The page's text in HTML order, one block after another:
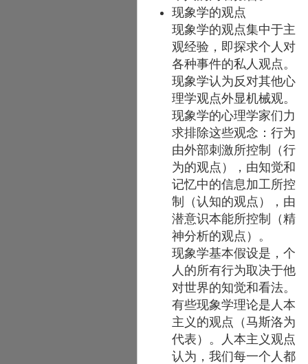
现象学的观点
现象学的观点集中于主
观经验，即探求个人对
各种事件的私人观点。
现象学认为反对其他心
理学观点外显机械观。
现象学的心理学家们力
求排除这些观念：行为
由外部刺激所控制（行
为的观点），由知觉和
记忆中的信息加工所控
制（认知的观点），由
潜意识本能所控制（精
神分析的观点）。
现象学基本假设是，个
人的所有行为取决于他
对世界的知觉和看法。
有些现象学理论是人本
主义的观点（马斯洛为
代表）。人本主义观点
认为，我们每一个人都